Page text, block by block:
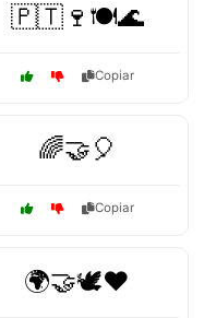
🇵🇹🍷🍽️🌊
Copiar
🌈🤝🎈
Copiar
🌍🤝🕊️❤️